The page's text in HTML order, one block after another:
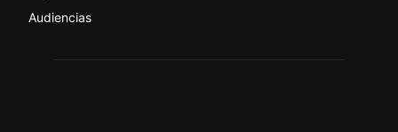
Audiencias